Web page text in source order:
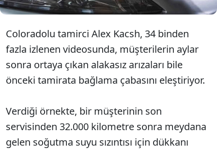
Coloradolu tamirci Alex Kacsh, 34 binden
fazla izlenen videosunda, müşterilerin aylar
sonra ortaya çıkan alakasız arızaları bile
önceki tamirata bağlama çabasını eleştiriyor.
Verdiği örnekte, bir müşterinin son
servisinden 32.000 kilometre sonra meydana
gelen soğutma suyu sızıntısı için dükkanı